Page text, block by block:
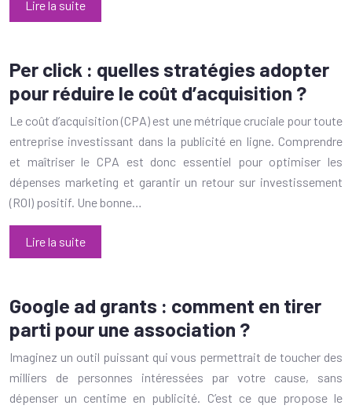
Lire la suite
Per click : quelles stratégies adopter
pour réduire le coût d’acquisition ?
Le coût d’acquisition (CPA) est une métrique cruciale pour toute
entreprise investissant dans la publicité en ligne. Comprendre
et maîtriser le CPA est donc essentiel pour optimiser les
dépenses marketing et garantir un retour sur investissement
(ROI) positif. Une bonne…
Lire la suite
Google ad grants : comment en tirer
parti pour une association ?
Imaginez un outil puissant qui vous permettrait de toucher des
milliers de personnes intéressées par votre cause, sans
dépenser un centime en publicité. C’est ce que propose le